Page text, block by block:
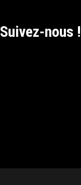
Suivez-nous !